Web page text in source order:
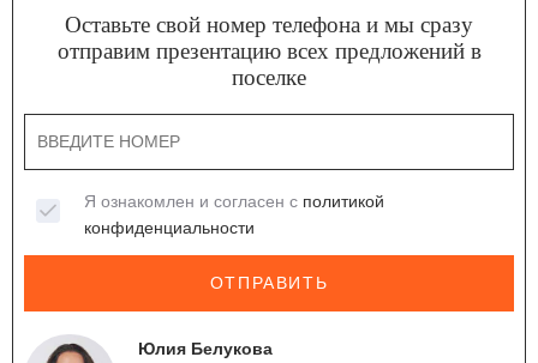
Оставьте свой номер телефона и мы сразу
отправим презентацию всех предложений в
поселке
Я ознакомлен и согласен с политикой
конфиденциальности
ОТПРАВИТЬ
Юлия Белукова